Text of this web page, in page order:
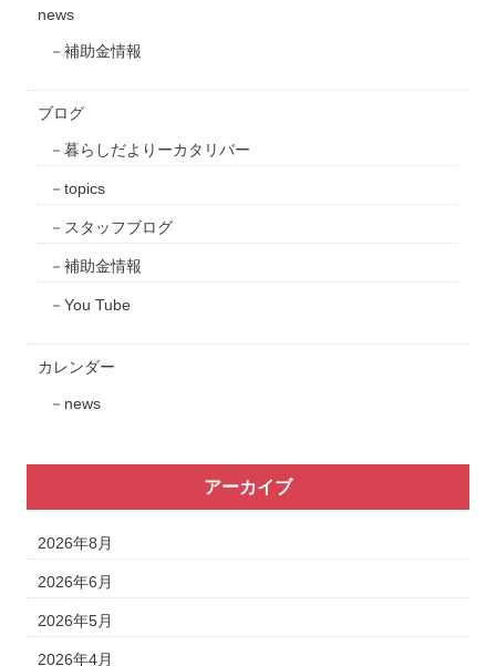
news
補助金情報
ブログ
暮らしだよりーカタリバー
topics
スタッフブログ
補助金情報
You Tube
カレンダー
news
アーカイブ
2026年8月
2026年6月
2026年5月
2026年4月